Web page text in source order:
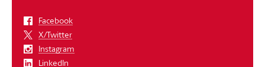
Facebook
X/Twitter
Instagram
LinkedIn